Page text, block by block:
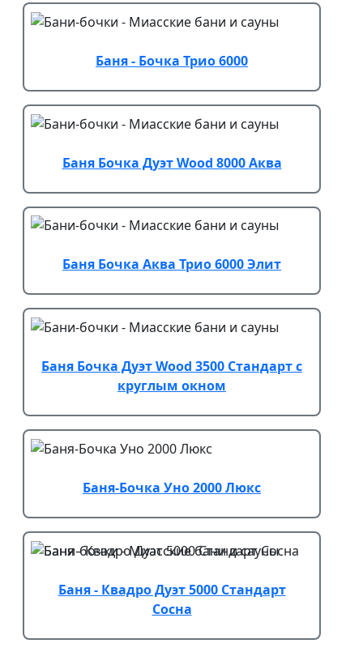
Баня - Бочка Трио 6000
Баня Бочка Дуэт Wood 8000 Аква
Баня Бочка Аква Трио 6000 Элит
Баня Бочка Дуэт Wood 3500 Стандарт с
круглым окном
Баня-Бочка Уно 2000 Люкс
Баня - Квадро Дуэт 5000 Стандарт
Сосна